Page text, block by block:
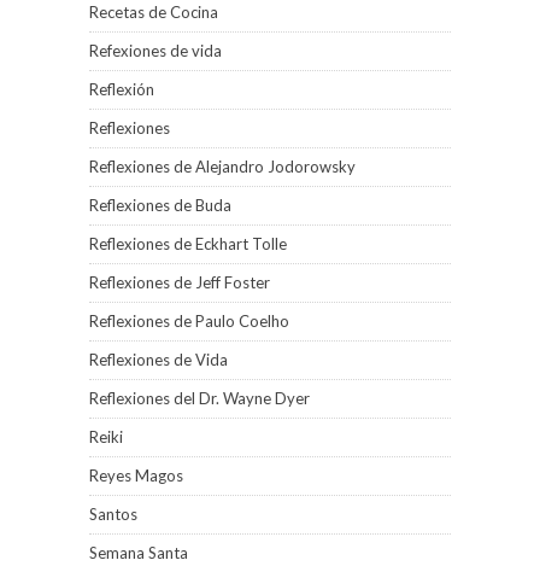
Recetas de Cocina
Refexiones de vida
Reflexión
Reflexiones
Reflexiones de Alejandro Jodorowsky
Reflexiones de Buda
Reflexiones de Eckhart Tolle
Reflexiones de Jeff Foster
Reflexiones de Paulo Coelho
Reflexiones de Vida
Reflexiones del Dr. Wayne Dyer
Reiki
Reyes Magos
Santos
Semana Santa